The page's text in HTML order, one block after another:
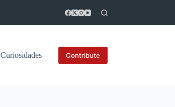
Curiosidades Contribute